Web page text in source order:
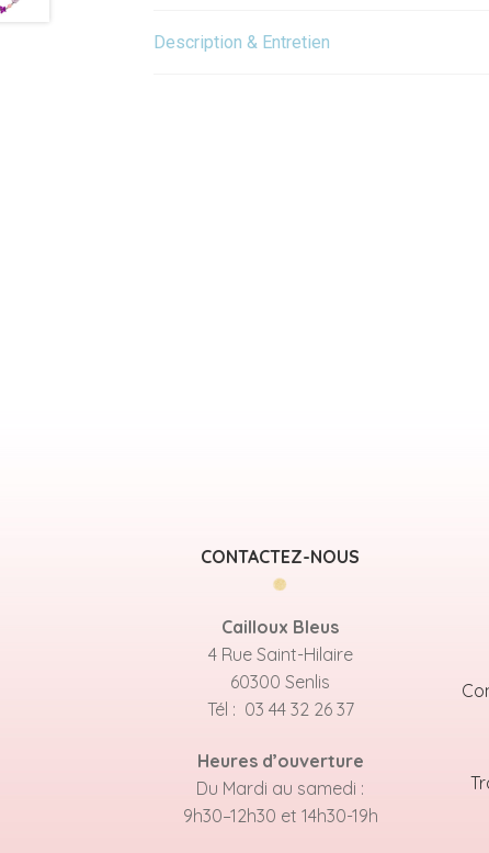
Description & Entretien
CONTACTEZ-NOUS
Cailloux Bleus
4 Rue Saint-Hilaire
60300 Senlis
Tél : 03 44 32 26 37
Heures d’ouverture
Du Mardi au samedi :
9h30–12h30 et 14h30-19h